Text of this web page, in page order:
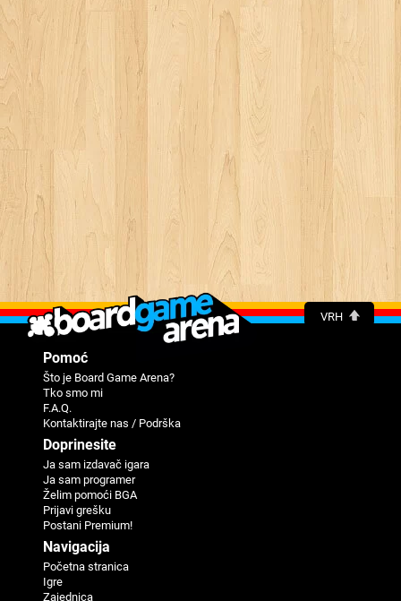
VRH
Pomoć
Što je Board Game Arena?
Tko smo mi
F.A.Q.
Kontaktirajte nas / Podrška
Doprinesite
Ja sam izdavač igara
Ja sam programer
Žеlim pomoći BGA
Priјavi grеšku
Postani Premium!
Navigaciјa
Početna stranica
Igre
Zajednica